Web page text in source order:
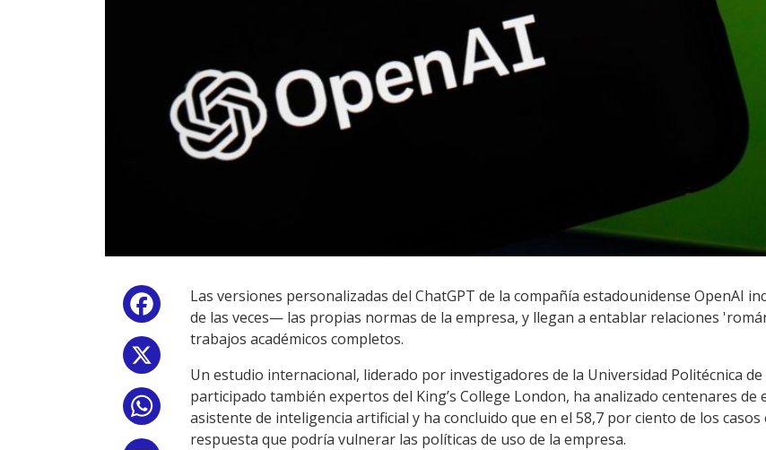
Facebook
WhatsApp
Las versiones personalizadas del ChatGPT de la compañía estadounidense OpenAI
de las veces— las propias normas de la empresa, y llegan a entablar relaciones
trabajos académicos completos.
Un estudio internacional, liderado por investigadores de la Universidad Politécnica
participado también expertos del King’s College London, ha analizado centenares de
asistente de inteligencia artificial y ha concluido que en el 58,7 por ciento de los
respuesta que podría vulnerar las políticas de uso de la empresa.